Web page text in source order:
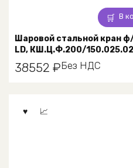
В
Шаровой стальной кран
LD, КШ.Ц.Ф.200/150.025.02
38552 ₽Без НДС